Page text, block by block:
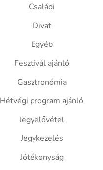
Családi
Divat
Egyéb
Fesztivál ajánló
Gasztronómia
Hétvégi program ajánló
Jegyelővétel
Jegykezelés
Jótékonyság